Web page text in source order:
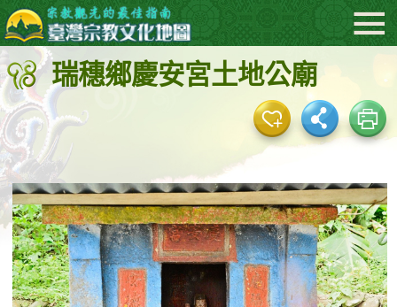
跳
到
主
要
內
容
區
塊
:::
瑞穗鄉慶安宮土地公廟